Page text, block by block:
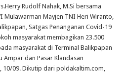
Rudolf Nahak, M.Si bersama
Mulawarman Mayjen TNI Heri Wiranto,
Satgas Penanganan Covid-19
masyarakat membagikan 23.500
masyarakat di Terminal Balikpapan
Ampar dan Pasar Klandasan
10/09. Dikutip dari poldakaltim.com,